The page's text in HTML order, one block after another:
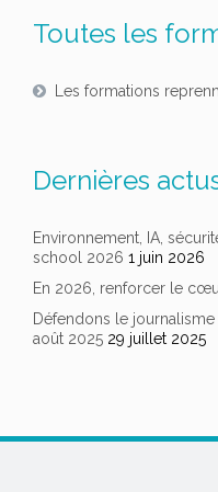
Toutes les
Les formations
Dernières
Environnement, IA,
school 2026 1 juin 2026
En 2026, renforcer le
Défendons le
août 2025 29 juillet 2025